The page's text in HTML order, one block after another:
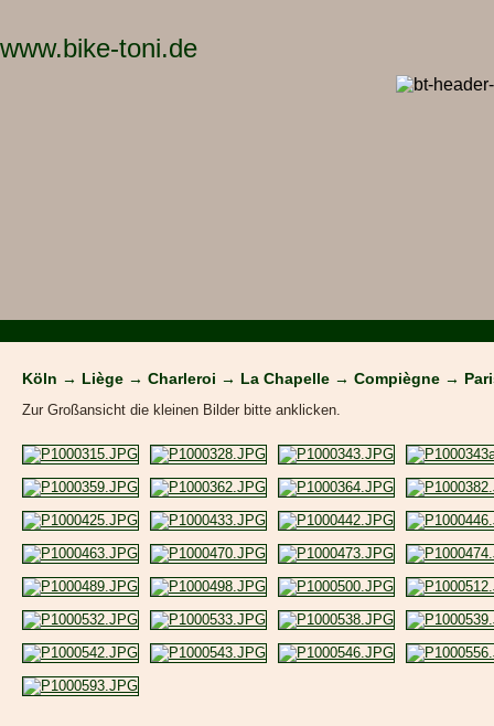
www.bike-toni.de
Köln → Liège → Charleroi → La Chapelle → Compiègne →
Zur Großansicht die kleinen Bilder bitte anklicken.